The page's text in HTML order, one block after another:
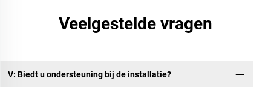
Veelgestelde vragen
V: Biedt u ondersteuning bij de installatie?